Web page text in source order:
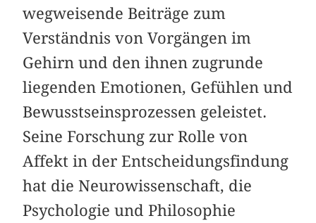
wegweisende Beiträge zum
Verständnis von Vorgängen im
Gehirn und den ihnen zugrunde
liegenden Emotionen, Gefühlen und
Bewusstseinsprozessen geleistet.
Seine Forschung zur Rolle von
Affekt in der Entscheidungsfindung
hat die Neurowissenschaft, die
Psychologie und Philosophie